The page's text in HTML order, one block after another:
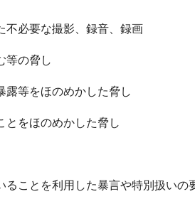
必要な撮影、録音、録画
の脅し
等をほのめかした脅し
をほのめかした脅し
ことを利用した暴言や特別扱いの